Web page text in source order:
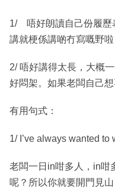
1/ 唔好朗讀自己份履歷
講就梗係講啲冇寫嘅野啦
2/ 唔好講得太長，大概
好悶架。如果老闆自己
有用句式：
1/ I’ve always wanted
老闆一日in咁多人，in咁
呢？所以你就要開門見